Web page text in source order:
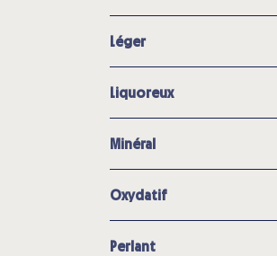
Léger
Liquoreux
Minéral
Oxydatif
Perlant